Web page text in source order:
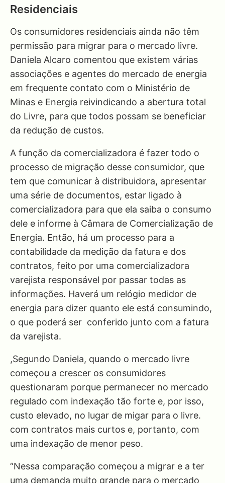
Residenciais
Os consumidores residenciais ainda não têm
permissão para migrar para o mercado livre.
Daniela Alcaro comentou que existem várias
associações e agentes do mercado de energia
em frequente contato com o Ministério de
Minas e Energia reivindicando a abertura total
do Livre, para que todos possam se beneficiar
da redução de custos.
A função da comercializadora é fazer todo o
processo de migração desse consumidor, que
tem que comunicar à distribuidora, apresentar
uma série de documentos, estar ligado à
comercializadora para que ela saiba o consumo
dele e informe à Câmara de Comercialização de
Energia. Então, há um processo para a
contabilidade da medição da fatura e dos
contratos, feito por uma comercializadora
varejista responsável por passar todas as
informações. Haverá um relógio medidor de
energia para dizer quanto ele está consumindo,
o que poderá ser conferido junto com a fatura
da varejista.
,Segundo Daniela, quando o mercado livre
começou a crescer os consumidores
questionaram porque permanecer no mercado
regulado com indexação tão forte e, por isso,
custo elevado, no lugar de migar para o livre.
com contratos mais curtos e, portanto, com
uma indexação de menor peso.
“Nessa comparação começou a migrar e a ter
uma demanda muito grande para o mercado